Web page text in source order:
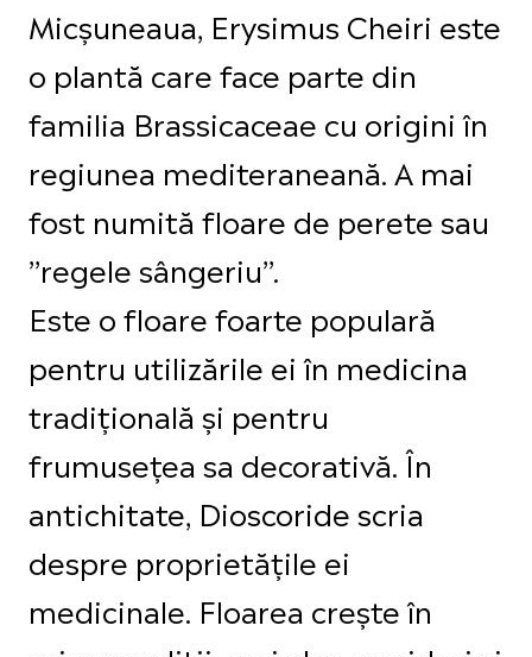
Micșuneaua, Erysimus Cheiri este
o plantă care face parte din
familia Brassicaceae cu origini în
regiunea mediteraneană. A mai
fost numită floare de perete sau
’’regele sângeriu’’.
Este o floare foarte populară
pentru utilizările ei în medicina
tradițională și pentru
frumusețea sa decorativă. În
antichitate, Dioscoride scria
despre proprietățile ei
medicinale. Floarea crește în